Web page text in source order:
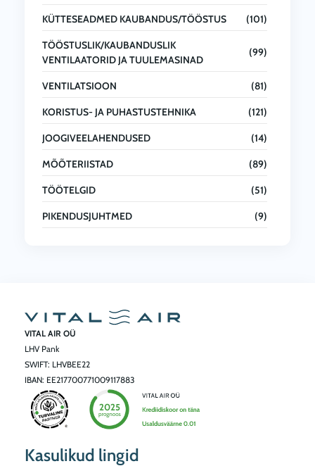
KÜTTESEADMED KAUBANDUS/TÖÖSTUS (101)
TÖÖSTUSLIK/KAUBANDUSLIK
VENTILAATORID JA TUULEMASINAD
(99)
VENTILATSIOON (81)
KORISTUS- JA PUHASTUSTEHNIKA (121)
JOOGIVEELAHENDUSED (14)
MÕÕTERIISTAD (89)
TÖÖTELGID (51)
PIKENDUSJUHTMED (9)
VITAL AIR OÜ
LHV Pank
SWIFT: LHVBEE22
IBAN: EE217700771009117883
Kasulikud lingid